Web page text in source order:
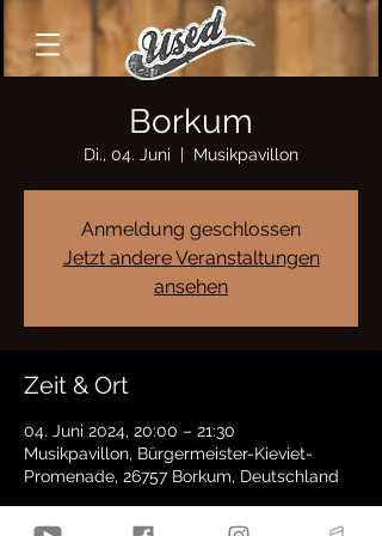
Borkum
Di., 04. Juni
  |
Musikpavillon
Anmeldung geschlossen
Jetzt andere Veranstaltungen
ansehen
Zeit & Ort
04. Juni 2024, 20:00 – 21:30
Musikpavillon, Bürgermeister-Kieviet-
Promenade, 26757 Borkum, Deutschland